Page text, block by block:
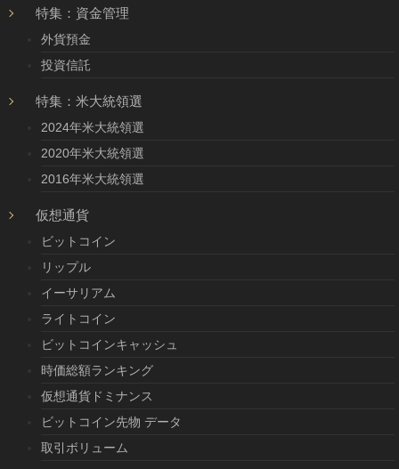
特集：資金管理
外貨預金
投資信託
特集：米大統領選
2024年米大統領選
2020年米大統領選
2016年米大統領選
仮想通貨
ビットコイン
リップル
イーサリアム
ライトコイン
ビットコインキャッシュ
時価総額ランキング
仮想通貨ドミナンス
ビットコイン先物 データ
取引ボリューム